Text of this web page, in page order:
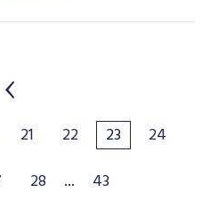
21 22 23
24
28 ... 43